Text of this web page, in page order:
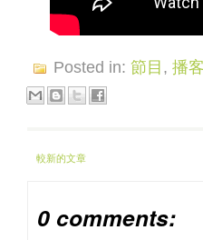
Posted in: 節目, 播客
較新的文章
0 comments: